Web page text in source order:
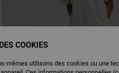
COOKIES
mêmes utilisons des cookies ou une